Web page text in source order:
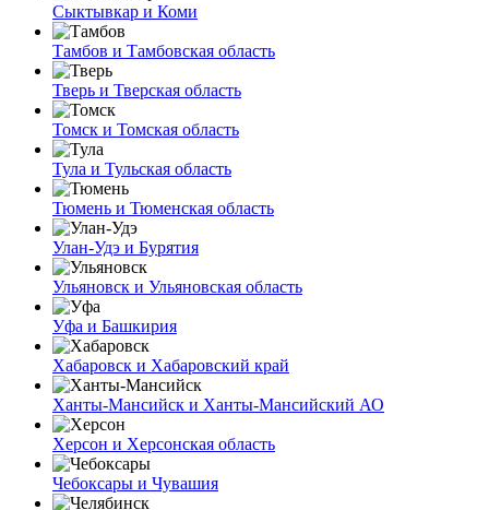
Сыктывкар и Коми
Тамбов и Тамбовская область
Тверь и Тверская область
Томск и Томская область
Тула и Тульская область
Тюмень и Тюменская область
Улан-Удэ и Бурятия
Ульяновск и Ульяновская область
Уфа и Башкирия
Хабаровск и Хабаровский край
Ханты-Мансийск и Ханты-Мансийский АО
Херсон и Херсонская область
Чебоксары и Чувашия